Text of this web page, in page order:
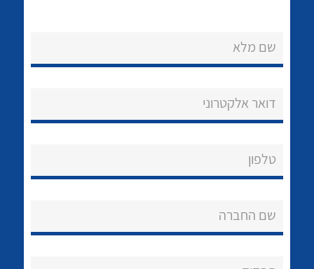
נקודות מכירה
לכל מוצרי היצרן
שם מלא
דואר אלקטרוני
טלפון
שם החברה